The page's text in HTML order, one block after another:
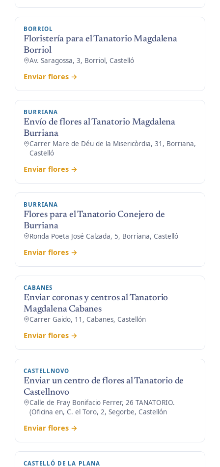
BORRIOL
Floristería para el Tanatorio Magdalena
Borriol
Av. Saragossa, 3, Borriol, Castelló
Enviar flores →
BURRIANA
Envío de flores al Tanatorio Magdalena
Burriana
Carrer Mare de Déu de la Misericòrdia, 31, Borriana,
Castelló
Enviar flores →
BURRIANA
Flores para el Tanatorio Conejero de
Burriana
Ronda Poeta José Calzada, 5, Borriana, Castelló
Enviar flores →
CABANES
Enviar coronas y centros al Tanatorio
Magdalena Cabanes
Carrer Gaido, 11, Cabanes, Castellón
Enviar flores →
CASTELLNOVO
Enviar un centro de flores al Tanatorio de
Castellnovo
Calle de Fray Bonifacio Ferrer, 26 TANATORIO.
(Oficina en, C. el Toro, 2, Segorbe, Castellón
Enviar flores →
CASTELLÓ DE LA PLANA